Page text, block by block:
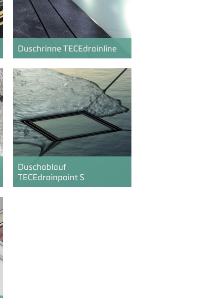
DuschrinneTECEdrainline
Duschablauf
TECEdrainpoint S